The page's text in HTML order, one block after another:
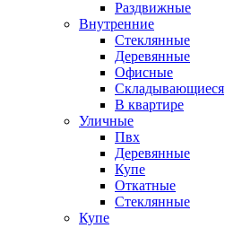
Раздвижные
Внутренние
Стеклянные
Деревянные
Офисные
Складывающиеся
В квартире
Уличные
Пвх
Деревянные
Купе
Откатные
Стеклянные
Купе